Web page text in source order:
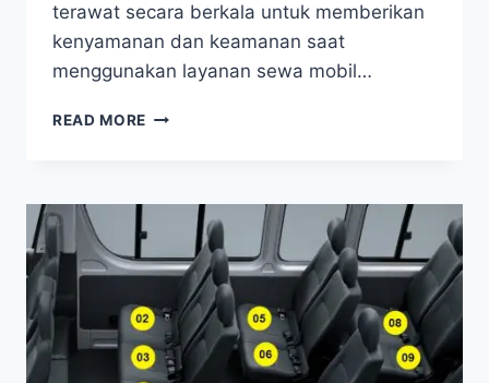
terawat secara berkala untuk memberikan
kenyamanan dan keamanan saat
menggunakan layanan sewa mobil…
READ MORE SEWA
GEDUNG
PERTEMUAN
SDELOG
POLRI
CIPINANG
JAKARTA